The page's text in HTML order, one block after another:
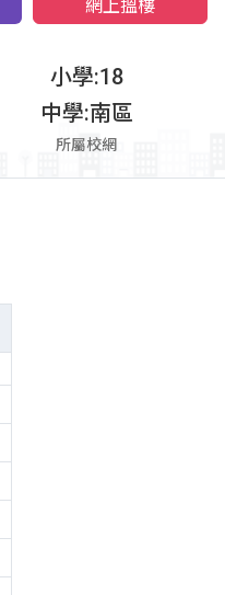
網上搵樓
小學:18
中學:南區
所屬校網